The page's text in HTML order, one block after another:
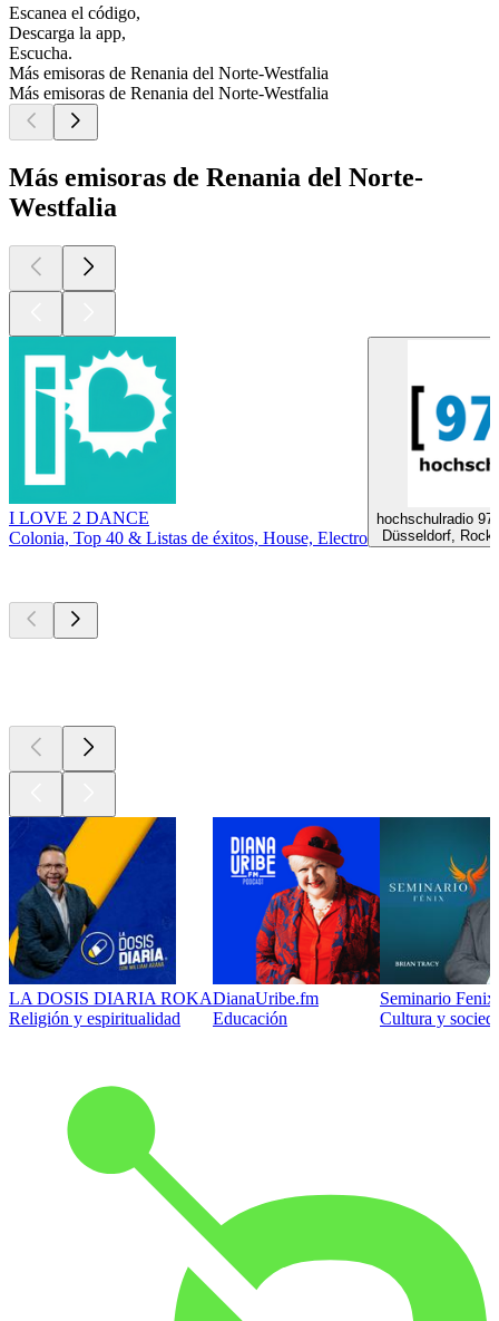
Escanea el código,
Descarga la app,
Escucha.
Más emisoras de Renania del Norte-Westfalia
Más emisoras de Renania del Norte-Westfalia
Más emisoras de Renania del Norte-
Westfalia
I LOVE 2 DANCE
Colonia, Top 40 & Listas de éxitos, House, Electro
hochschulradio
Düsseldorf,
LA DOSIS DIARIA ROKA
Religión y espiritualidad
DianaUribe.fm
Educación
Seminario
Cultura y